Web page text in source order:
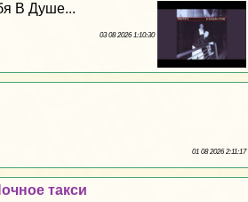
В Душе...
03 08 2026 1:10:30
01 08 2026 2:11:17
такси